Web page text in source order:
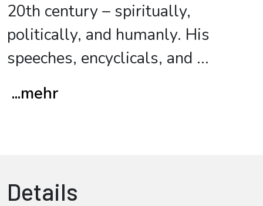
20th century – spiritually,
politically, and humanly. His
speeches, encyclicals, and ...
...mehr
Details